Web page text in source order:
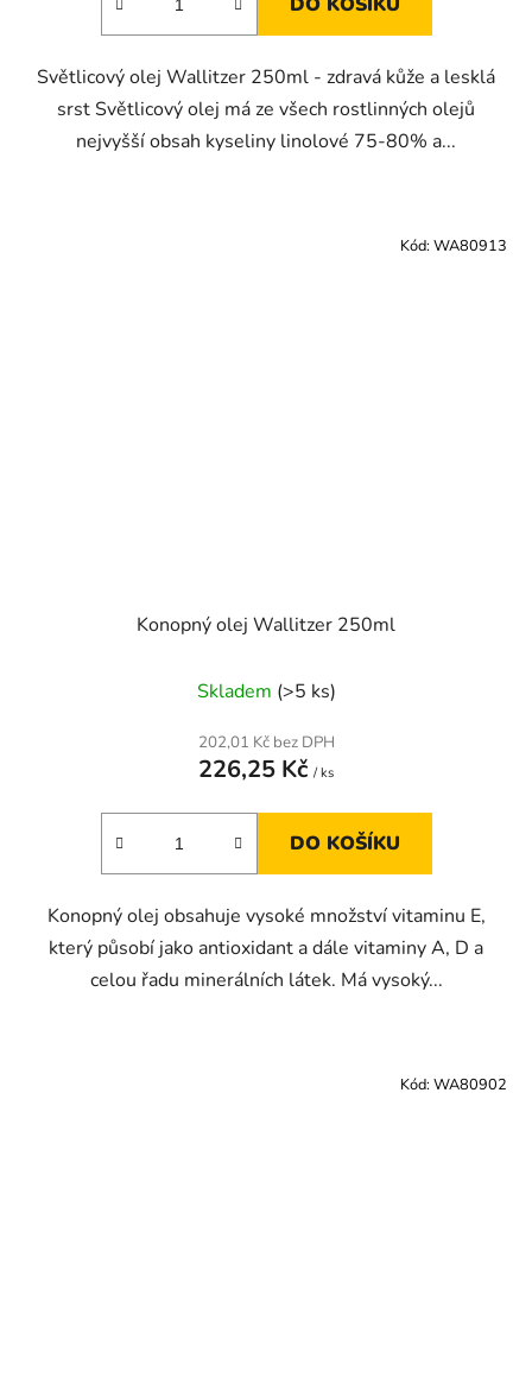
Světlicový olej Wallitzer 250ml - zdravá kůže a lesklá
srst Světlicový olej má ze všech rostlinných olejů
nejvyšší obsah kyseliny linolové 75-80% a...
Konopný olej Wallitzer 250ml
Skladem (>5 ks)
202,01 Kč bez DPH
226,25 Kč / ks
DO KOŠÍKU
Konopný olej obsahuje vysoké množství vitaminu E,
který působí jako antioxidant a dále vitaminy A, D a
celou řadu minerálních látek. Má vysoký...
Kód: WA80913
Kód: WA80902